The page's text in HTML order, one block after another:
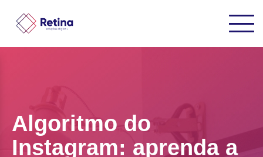
Algoritmo do
Instagram: aprenda a